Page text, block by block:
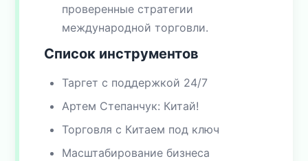
проверенные стратегии
международной торговли.
Список инструментов
Таргет с поддержкой 24/7
Артем Степанчук: Китай!
Торговля с Китаем под ключ
Масштабирование бизнеса